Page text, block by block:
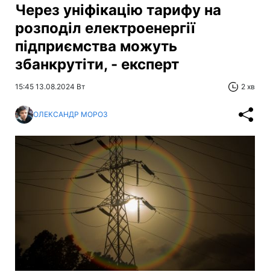
Через уніфікацію тарифу на
розподіл електроенергії
підприємства можуть
збанкрутіти, - експерт
15:45 13.08.2024 Вт 2 хв
ОЛЕКСАНДР МОРОЗ